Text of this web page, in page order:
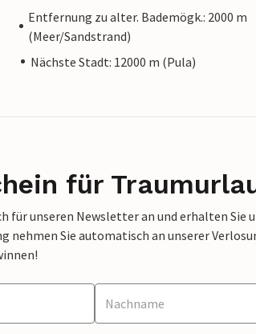
Entfernung zu alter. Bademögk.: 2000 m
(Meer/Sandstrand)
Nächste Stadt: 12000 m (Pula)
für
für unseren Newsletter an und erhalten
nehmen Sie automatisch an unserer